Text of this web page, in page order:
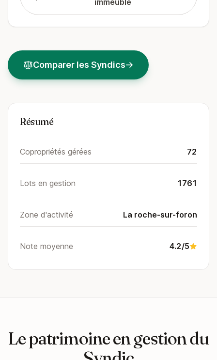
immeuble
Comparer les Syndics
Résumé
Copropriétés gérées 72
Lots en gestion 1761
Zone d'activité La roche-sur-foron
Note moyenne 4.2/5
Le patrimoine en gestion du